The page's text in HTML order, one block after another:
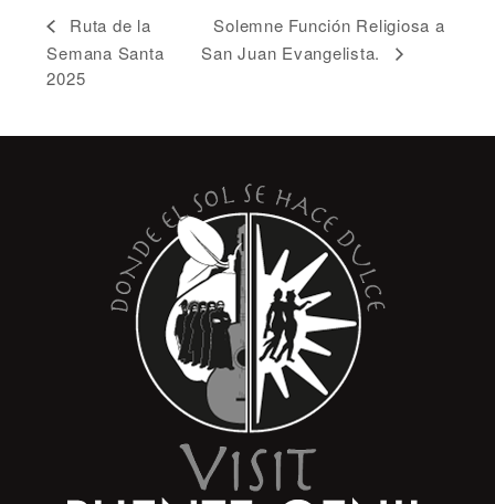
Ruta de la
Semana Santa
2025
Solemne Función Religiosa a
San Juan Evangelista.